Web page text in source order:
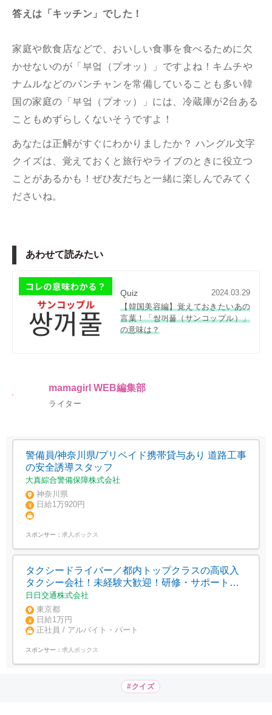
答えは「キッチン」でした！
家庭や飲食店などで、おいしい食事を食べるために欠
かせないのが「부엌（プオッ）」ですよね！キムチや
ナムルなどのパンチャンを常備していることも多い韓
国の家庭の「부엌（プオッ）」には、冷蔵庫が2台ある
こともめずらしくないそうですよ！
あなたは正解がすぐにわかりましたか？ ハングル文字
クイズは、覚えておくと旅行やライブのときに役立つ
ことがあるかも！ぜひ友だちと一緒に楽しんでみてく
ださいね。
あわせて読みたい
Quiz
2024.03.29
【韓国美容編】覚えておきたいあの
言葉！「쌍꺼풀（サンコップル）」
の意味は？
mamagirl WEB編集部
ライター
警備員/神奈川県/プリペイド携帯貸与あり 道路工事
の安全誘導スタッフ
大真綜合警備保障株式会社
神奈川県
日給1万920円
スポンサー： 求人ボックス
タクシードライバー／都内トップクラスの高収入
タクシー会社！未経験大歓迎！研修・サポート体
制万全で安心デビュー！月収100万円超も可能！
日日交通株式会社
東京都
日給1万円
正社員 / アルバイト・パート
スポンサー： 求人ボックス
#クイズ